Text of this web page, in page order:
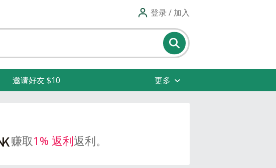
登录 / 加入
邀请好友 $10 更多
赚取1% 返利返利。